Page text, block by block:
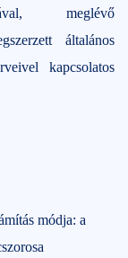
meglévő
általános
kapcsolatos
módja: a